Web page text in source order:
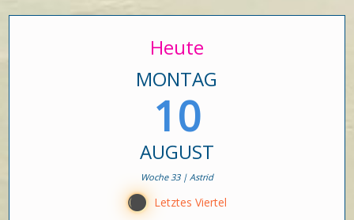
Heute
MONTAG
10
AUGUST
Woche 33 | Astrid
Y Letztes Viertel